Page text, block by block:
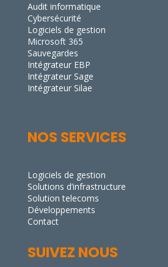
Audit informatique
Cybersécurité
Logiciels de gestion
Microsoft 365
Sauvegardes
Intégrateur EBP
Intégrateur Sage
Intégrateur Silae
NOS SERVICES
Logiciels de gestion
Solutions d’infrastructure
Solution telecoms
Développements
Contact
SUIVEZ NOUS